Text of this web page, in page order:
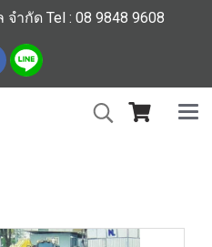
ำกัด Tel : 08 9848 9608